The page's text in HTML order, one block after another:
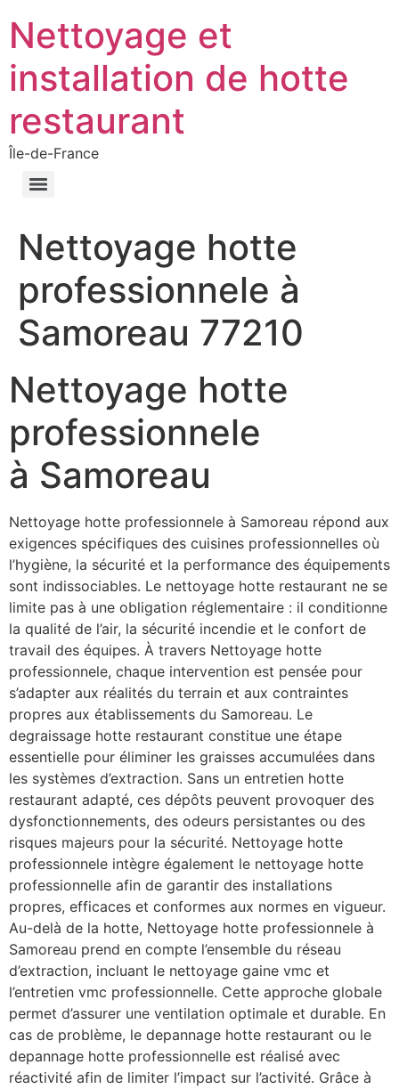
Nettoyage et
installation de hotte
restaurant
Île-de-France
Nettoyage hotte
professionnele à
Samoreau 77210
Nettoyage hotte
professionnele
à Samoreau
Nettoyage hotte professionnele à Samoreau répond aux
exigences spécifiques des cuisines professionnelles où
l’hygiène, la sécurité et la performance des équipements
sont indissociables. Le nettoyage hotte restaurant ne se
limite pas à une obligation réglementaire : il conditionne
la qualité de l’air, la sécurité incendie et le confort de
travail des équipes. À travers Nettoyage hotte
professionnele, chaque intervention est pensée pour
s’adapter aux réalités du terrain et aux contraintes
propres aux établissements du Samoreau. Le
degraissage hotte restaurant constitue une étape
essentielle pour éliminer les graisses accumulées dans
les systèmes d’extraction. Sans un entretien hotte
restaurant adapté, ces dépôts peuvent provoquer des
dysfonctionnements, des odeurs persistantes ou des
risques majeurs pour la sécurité. Nettoyage hotte
professionnele intègre également le nettoyage hotte
professionnelle afin de garantir des installations
propres, efficaces et conformes aux normes en vigueur.
Au-delà de la hotte, Nettoyage hotte professionnele à
Samoreau prend en compte l’ensemble du réseau
d’extraction, incluant le nettoyage gaine vmc et
l’entretien vmc professionnelle. Cette approche globale
permet d’assurer une ventilation optimale et durable. En
cas de problème, le depannage hotte restaurant ou le
depannage hotte professionnelle est réalisé avec
réactivité afin de limiter l’impact sur l’activité. Grâce à